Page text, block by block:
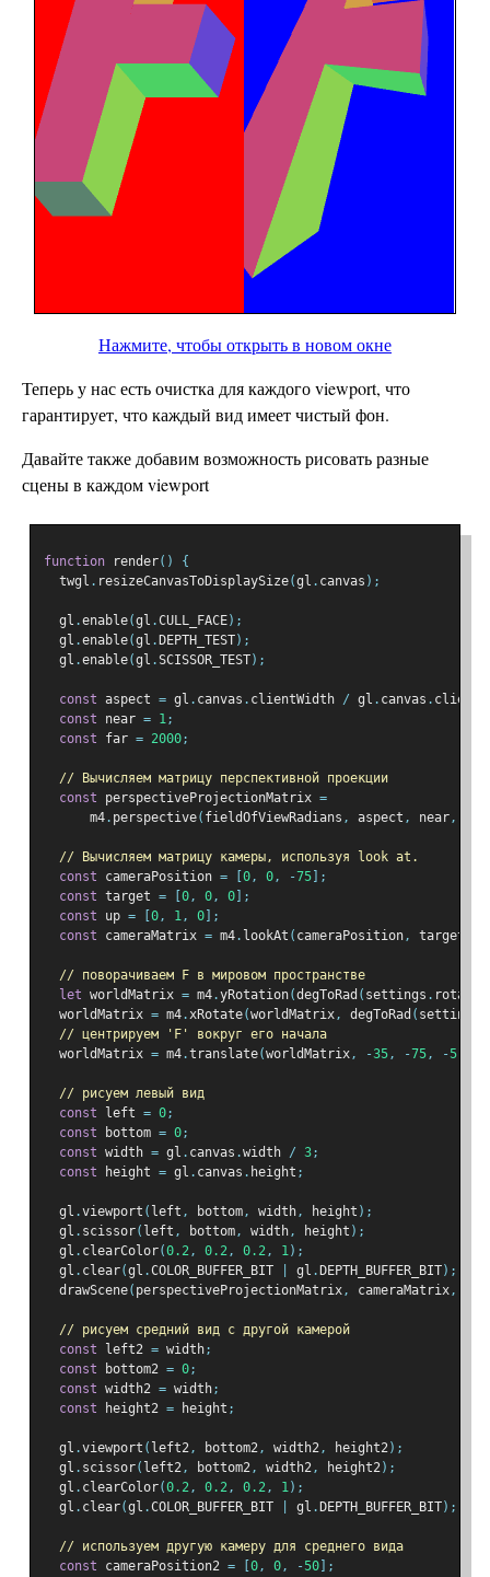
Нажмите, чтобы открыть в новом окне
Теперь у нас есть очистка для каждого viewport, что
гарантирует, что каждый вид имеет чистый фон.
Давайте также добавим возможность рисовать разные
сцены в каждом viewport
function render()
{
  twgl
. resizeCanvasToDisplaySize(gl . canvas );
  gl
.enable(gl .CULL_FACE);
  gl
.enable(gl . DEPTH_TEST);
  gl
.enable(gl .SCISSOR_TEST);
const aspect = gl . canvas . clientWidth / gl . canvas .
const near = 1;
const far = 2000;
// Вычисляем матрицу перспективной проекции
const perspectiveProjectionMatrix =
      m4
. perspective( fieldOfViewRadians , aspect , near,
// Вычисляем матрицу камеры, используя look at.
const cameraPosition = 0, 0, -75 ];
const target = 0, 0, 0 ];
const up = 0, 1, 0 ];
const cameraMatrix = m4. lookAt ( cameraPosition, target
// поворачиваем F в мировом пространстве
let worldMatrix = m4.yRotation(degToRad ( settings .
  worldMatrix
= m4.xRotate(worldMatrix, degToRad ( settings
// центрируем 'F' вокруг его начала
  worldMatrix
= m4.translate(worldMatrix, -35, -75, -5
// рисуем левый вид
const left = 0;
const bottom = 0;
const width = gl . canvas .width / 3;
const height = gl . canvas . height ;
  gl
.viewport ( left , bottom, width, height );
  gl
. scissor( left , bottom, width, height );
  gl
. clearColor(0.2, 0.2, 0.2, 1);
  gl
. clear(gl .COLOR_BUFFER_BIT gl . DEPTH_BUFFER_BIT);
  drawScene
( perspectiveProjectionMatrix, cameraMatrix,
// рисуем средний вид с другой камерой
const left2 = width;
const bottom2 = 0;
const width2 = width;
const height2 = height ;
  gl
.viewport ( left2, bottom2, width2, height2);
  gl
. scissor( left2, bottom2, width2, height2);
  gl
. clearColor(0.2, 0.2, 0.2, 1);
  gl
. clear(gl .COLOR_BUFFER_BIT gl . DEPTH_BUFFER_BIT);
// используем другую камеру для среднего вида
const cameraPosition2 = 0, 0, -50 ];